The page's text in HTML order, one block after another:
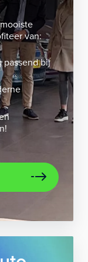
metaalkleur
van:
passend bij